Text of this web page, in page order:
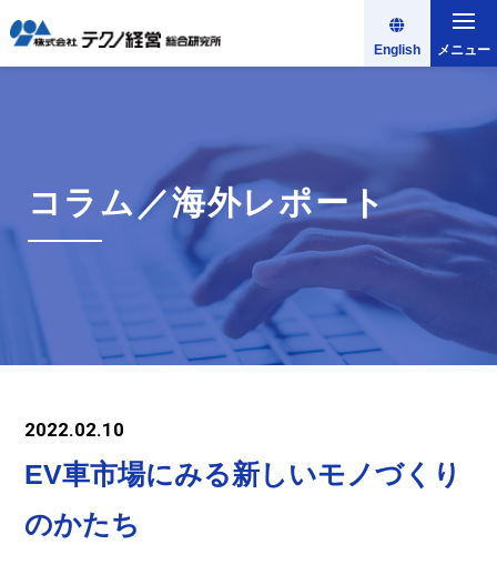
English メニュー
コラム／海外レポート
2022.02.10
EV車市場にみる新しいモノづくり
のかたち